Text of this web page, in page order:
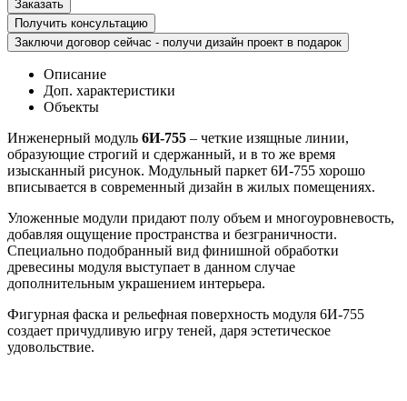
Получить консультацию
Заключи договор сейчас - получи дизайн проект в подарок
Описание
Доп. характеристики
Объекты
Инженерный модуль 6И-755 – четкие изящные линии,
образующие строгий и сдержанный, и в то же время
изысканный рисунок. Модульный паркет 6И-755 хорошо
вписывается в современный дизайн в жилых помещениях.
Уложенные модули придают полу объем и многоуровневость,
добавляя ощущение пространства и безграничности.
Специально подобранный вид финишной обработки
древесины модуля выступает в данном случае
дополнительным украшением интерьера.
Фигурная фаска и рельефная поверхность модуля 6И-755
создает причудливую игру теней, даря эстетическое
удовольствие.